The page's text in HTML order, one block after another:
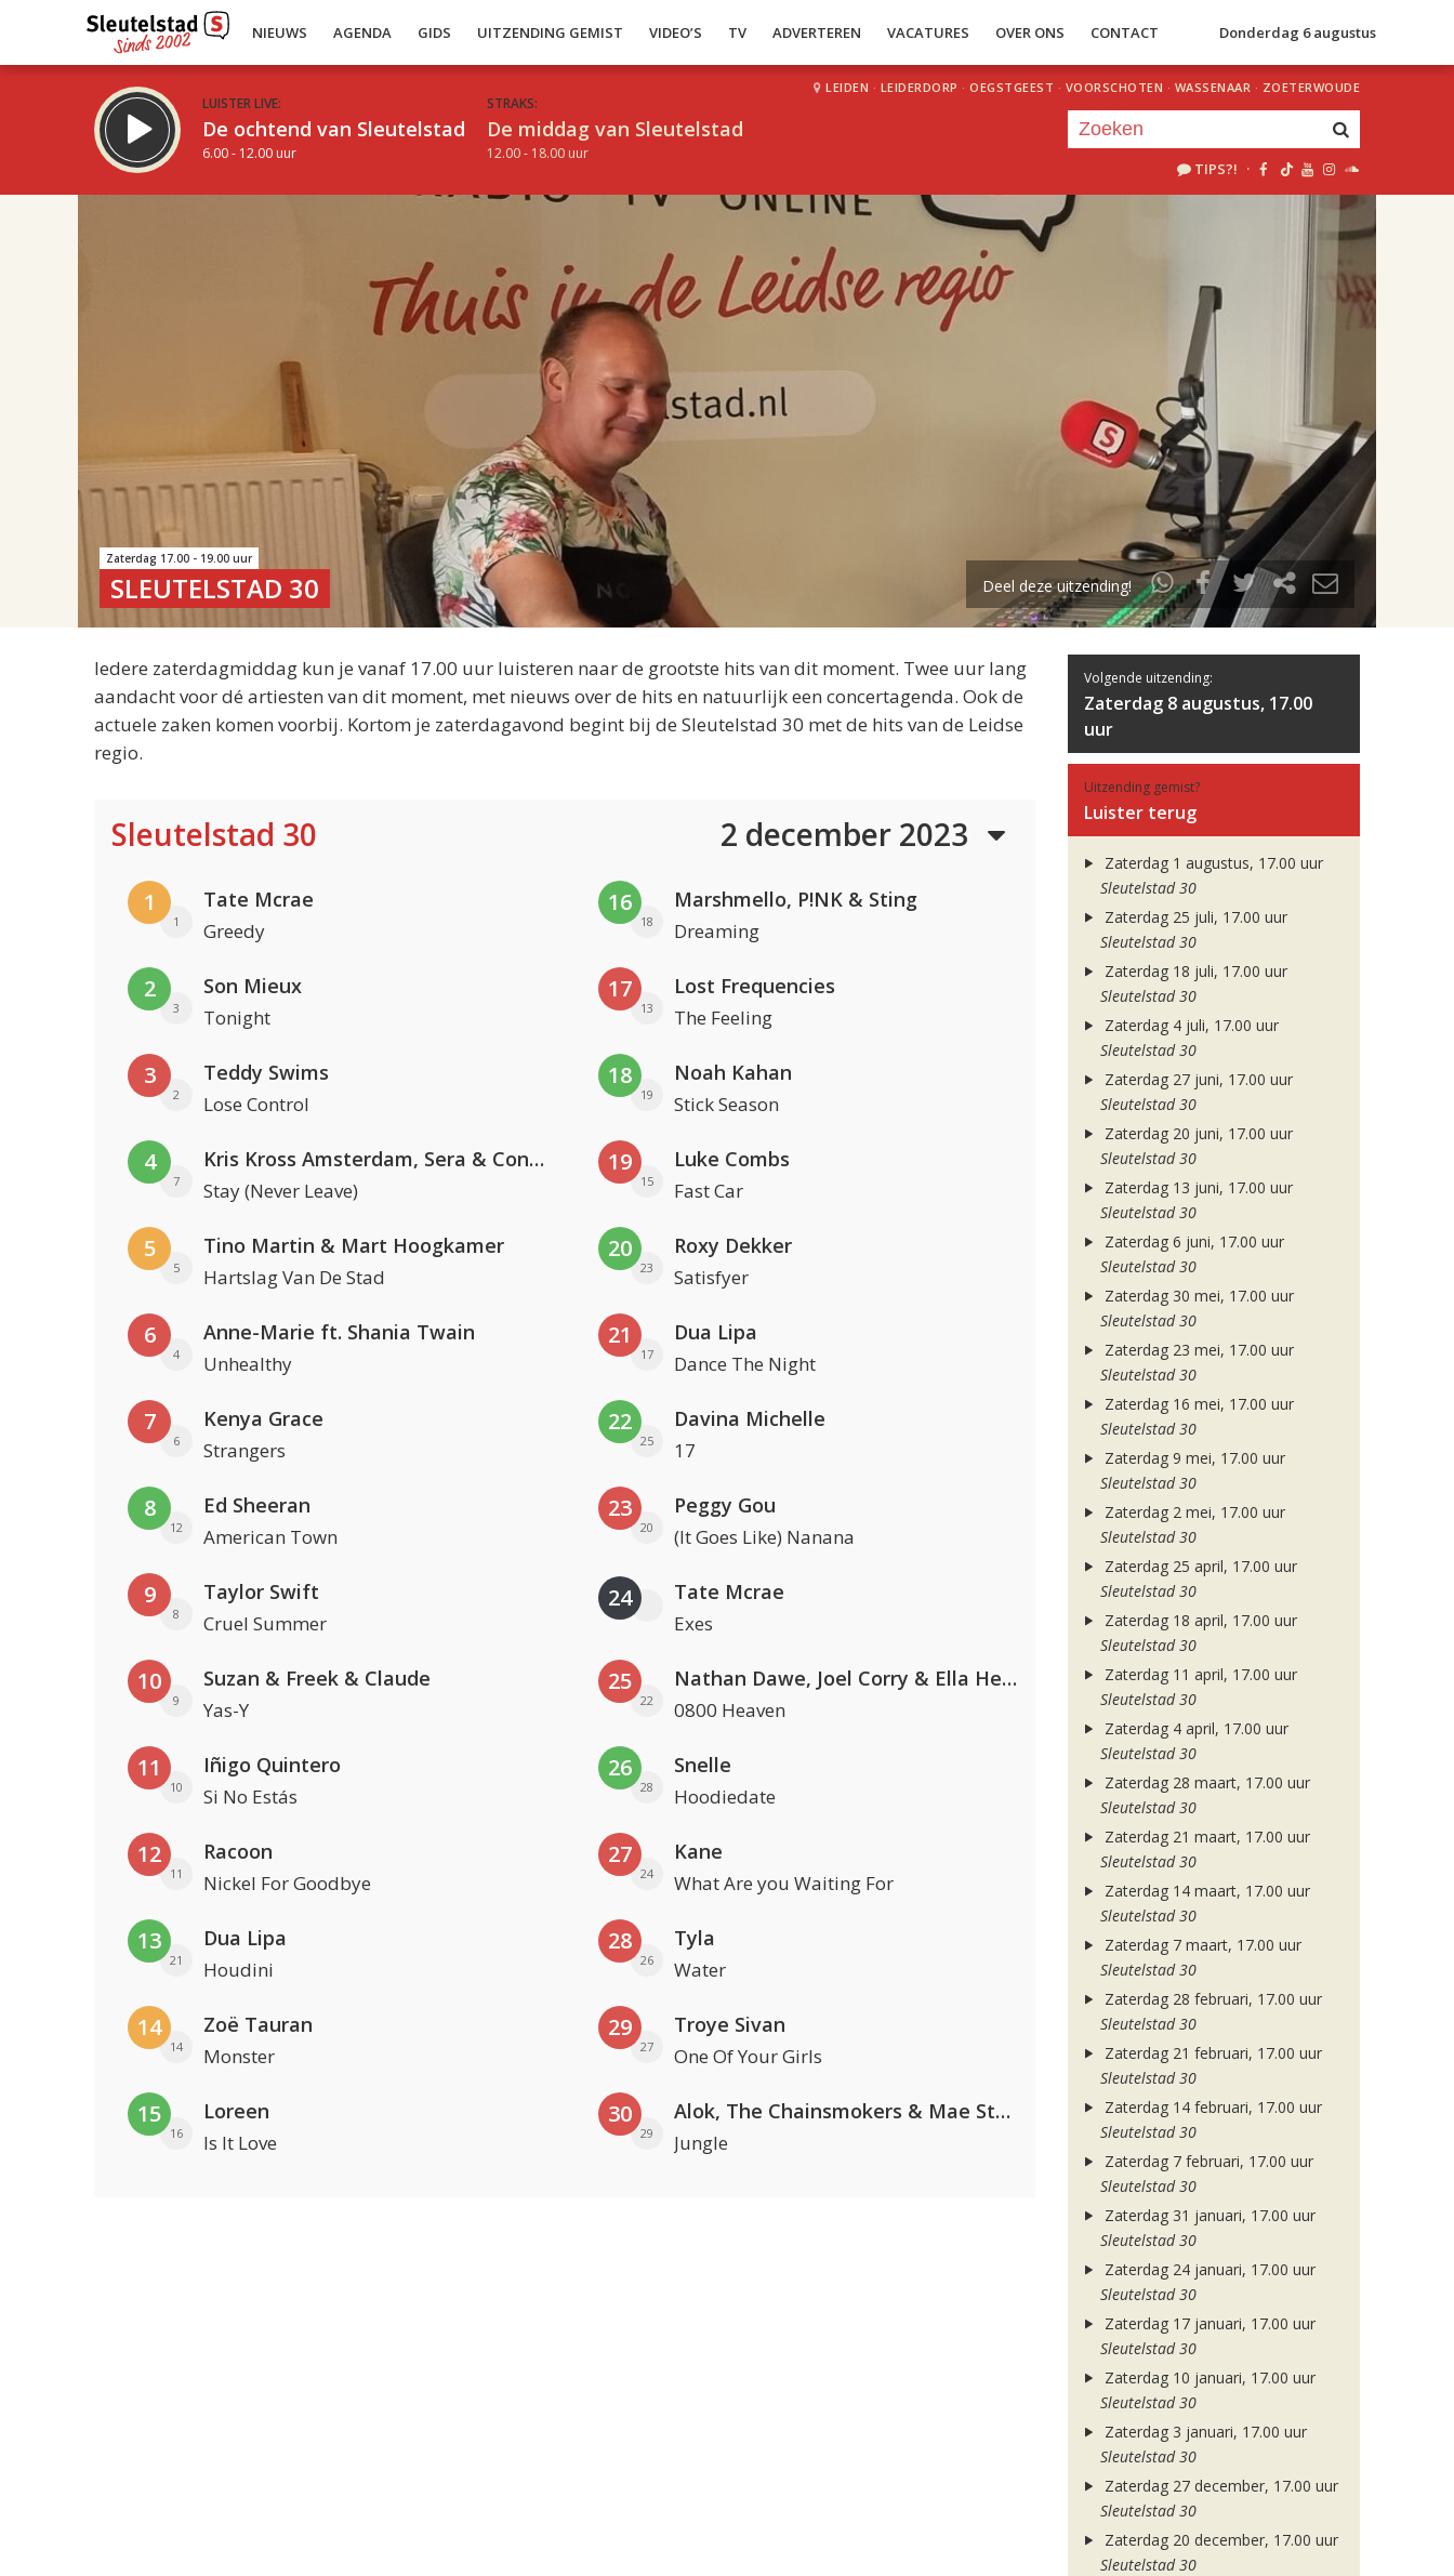
NIEUWS AGENDA GIDS UITZENDING GEMIST VIDEO’S TV ADVERTEREN VACATURES OVER ONS CONTACT Donderdag 6 augustus
LUISTER LIVE:
De ochtend van Sleutelstad
6.00 - 12.00 uur
STRAKS:
De middag van Sleutelstad
12.00 - 18.00 uur
LEIDEN · LEIDERDORP · OEGSTGEEST · VOORSCHOTEN · WASSENAAR · ZOETERWOUDE
TIPS?! ·
uur 1 van 2
Volgend uur
Zaterdag 17.00 - 19.00 uur
SLEUTELSTAD 30 Deel deze uitzending!
Iedere zaterdagmiddag kun je vanaf 17.00 uur luisteren naar de grootste hits van dit moment. Twee uur lang
aandacht voor dé artiesten van dit moment, met nieuws over de hits en natuurlijk een concertagenda. Ook de
actuele zaken komen voorbij. Kortom je zaterdagavond begint bij de Sleutelstad 30 met de hits van de Leidse
regio.
Sleutelstad 30 2 december 2023
1
1
Tate Mcrae
Greedy
2
3
Son Mieux
Tonight
3
2
Teddy Swims
Lose Control
4
7
Kris Kross Amsterdam, Sera & Conor Maynard
Stay (Never Leave)
5
5
Tino Martin & Mart Hoogkamer
Hartslag Van De Stad
6
4
Anne-Marie ft. Shania Twain
Unhealthy
7
6
Kenya Grace
Strangers
8
12
Ed Sheeran
American Town
9
8
Taylor Swift
Cruel Summer
10
9
Suzan & Freek & Claude
Yas-Y
11
10
Iñigo Quintero
Si No Estás
12
11
Racoon
Nickel For Goodbye
13
21
Dua Lipa
Houdini
14
14
Zoë Tauran
Monster
15
16
Loreen
Is It Love
16
18
Marshmello, P!NK & Sting
Dreaming
17
13
Lost Frequencies
The Feeling
18
19
Noah Kahan
Stick Season
19
15
Luke Combs
Fast Car
20
23
Roxy Dekker
Satisfyer
21
17
Dua Lipa
Dance The Night
22
25
Davina Michelle
17
23
20
Peggy Gou
(It Goes Like) Nanana
24 Tate Mcrae
Exes
25
22
Nathan Dawe, Joel Corry & Ella Henderson
0800 Heaven
26
28
Snelle
Hoodiedate
27
24
Kane
What Are you Waiting For
28
26
Tyla
Water
29
27
Troye Sivan
One Of Your Girls
30
29
Alok, The Chainsmokers & Mae Stephens
Jungle
Volgende uitzending:
Zaterdag 8 augustus, 17.00
uur
Uitzending gemist?
Luister terug
Zaterdag 1 augustus, 17.00 uur
Sleutelstad 30
Zaterdag 25 juli, 17.00 uur
Sleutelstad 30
Zaterdag 18 juli, 17.00 uur
Sleutelstad 30
Zaterdag 4 juli, 17.00 uur
Sleutelstad 30
Zaterdag 27 juni, 17.00 uur
Sleutelstad 30
Zaterdag 20 juni, 17.00 uur
Sleutelstad 30
Zaterdag 13 juni, 17.00 uur
Sleutelstad 30
Zaterdag 6 juni, 17.00 uur
Sleutelstad 30
Zaterdag 30 mei, 17.00 uur
Sleutelstad 30
Zaterdag 23 mei, 17.00 uur
Sleutelstad 30
Zaterdag 16 mei, 17.00 uur
Sleutelstad 30
Zaterdag 9 mei, 17.00 uur
Sleutelstad 30
Zaterdag 2 mei, 17.00 uur
Sleutelstad 30
Zaterdag 25 april, 17.00 uur
Sleutelstad 30
Zaterdag 18 april, 17.00 uur
Sleutelstad 30
Zaterdag 11 april, 17.00 uur
Sleutelstad 30
Zaterdag 4 april, 17.00 uur
Sleutelstad 30
Zaterdag 28 maart, 17.00 uur
Sleutelstad 30
Zaterdag 21 maart, 17.00 uur
Sleutelstad 30
Zaterdag 14 maart, 17.00 uur
Sleutelstad 30
Zaterdag 7 maart, 17.00 uur
Sleutelstad 30
Zaterdag 28 februari, 17.00 uur
Sleutelstad 30
Zaterdag 21 februari, 17.00 uur
Sleutelstad 30
Zaterdag 14 februari, 17.00 uur
Sleutelstad 30
Zaterdag 7 februari, 17.00 uur
Sleutelstad 30
Zaterdag 31 januari, 17.00 uur
Sleutelstad 30
Zaterdag 24 januari, 17.00 uur
Sleutelstad 30
Zaterdag 17 januari, 17.00 uur
Sleutelstad 30
Zaterdag 10 januari, 17.00 uur
Sleutelstad 30
Zaterdag 3 januari, 17.00 uur
Sleutelstad 30
Zaterdag 27 december, 17.00 uur
Sleutelstad 30
Zaterdag 20 december, 17.00 uur
Sleutelstad 30